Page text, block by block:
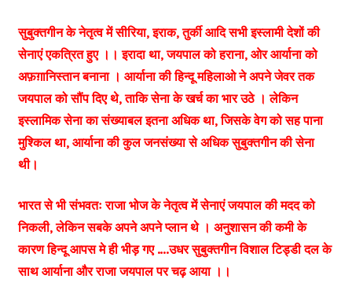
सुबुक्तगीन के नेतृत्व में सीरिया, इराक, तुर्की आदि सभी इस्लामी देशों की
सेनाएं एकत्रित हुए ।। इरादा था, जयपाल को हराना, ओर आर्याना को
अफ़ग़ानिस्तान बनाना । आर्याना की हिन्दू महिलाओ ने अपने जेवर तक
जयपाल को सौंप दिए थे, ताकि सेना के खर्च का भार उठे । लेकिन
इस्लामिक सेना का संख्याबल इतना अधिक था, जिसके वेग को सह पाना
मुश्किल था, आर्याना की कुल जनसंख्या से अधिक सुबुक्तगीन की सेना
थी।
भारत से भी संभवतः राजा भोज के नेतृत्व में सेनाएं जयपाल की मदद को
निकली, लेकिन सबके अपने अपने प्लान थे । अनुशासन की कमी के
कारण हिन्दू आपस मे ही भीड़ गए ….उधर सुबुक्तगीन विशाल टिड्डी दल के
साथ आर्याना और राजा जयपाल पर चढ़ आया ।।